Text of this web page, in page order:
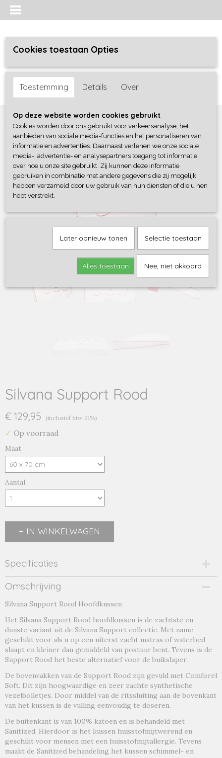
Inloggen Registreren
Home >Bedtextiel> Kussens>Silvana Support Rood
Silvana Support Rood
€ 129,95 (inclusief btw 21%)
✓ Op voorraad
Maat
Aantal
IN WINKELWAGEN
Specificaties
Productcode
rood-1
Productcode leverancier
Omschrijving
Silvana Support Rood Hoofdkussen
Het Silvana Support Rood hoofdkussen is de zachtste en
dunste variant uit de Silvana Support collectie. Met name
geschikt voor als u op een uiterst zacht matras of waterbed
slaapt en kleiner dan gemiddeld van postuur bent. Tevens is de
Support Rood het beste alternatief voor de buikslaper.
De bovenvakken van de Support Rood zijn gevuld met Comforel
Soft. Dit zijn hoogwaardige en zeer zachte synthetische
vezelbolletjes. Door middel van de ritssluiting aan de bovenkant
van het kussen is de vulling eenvoudig te doseren.
De buitenkant is van 100% katoen en is behandeld met
Sanitized. Hierdoor is het kussen huisstofmijtwerend en
geschikt voor mensen met een huisstofmijtallergie. Tevens
maakt de Sanitized behandeling het kussen schimmel- en
Cookies toestaan Opties
Toestemming Details Over
Op deze website worden cookies gebruikt
Cookies worden door ons gebruikt voor verkeersanalyse, het
aanbieden van sociale media-functies en het personaliseren van
informatie en advertenties. Daarnaast verlenen we onze sociale
media-, advertentie- en analysepartners toegang tot informatie
over hoe u onze site gebruikt. Zij kunnen deze informatie
gebruiken in combinatie met andere gegevens die zij mogelijk
hebben verzameld door uw gebruik van hun diensten of die u hen
hebt verstrekt.
Later opnieuw tonen Selectie toestaan
Alles toestaan Nee, niet akkoord